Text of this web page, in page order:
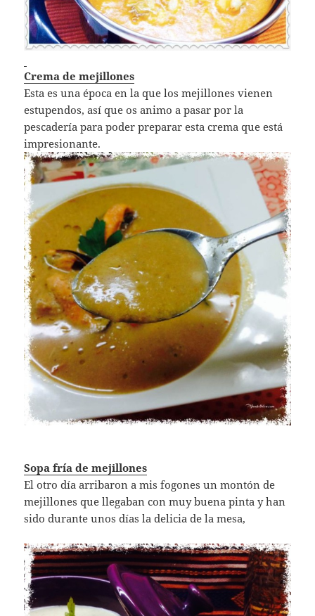
Crema de mejillones
Esta es una época en la que los mejillones vienen
estupendos, así que os animo a pasar por la
pescadería para poder preparar esta crema que está
impresionante.
Sopa fría de mejillones
El otro día arribaron a mis fogones un montón de
mejillones que llegaban con muy buena pinta y han
sido durante unos días la delicia de la mesa,